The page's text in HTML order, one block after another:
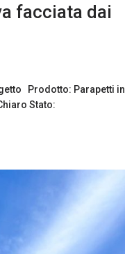
facciata dai
Prodotto: Parapetti in
Stato: